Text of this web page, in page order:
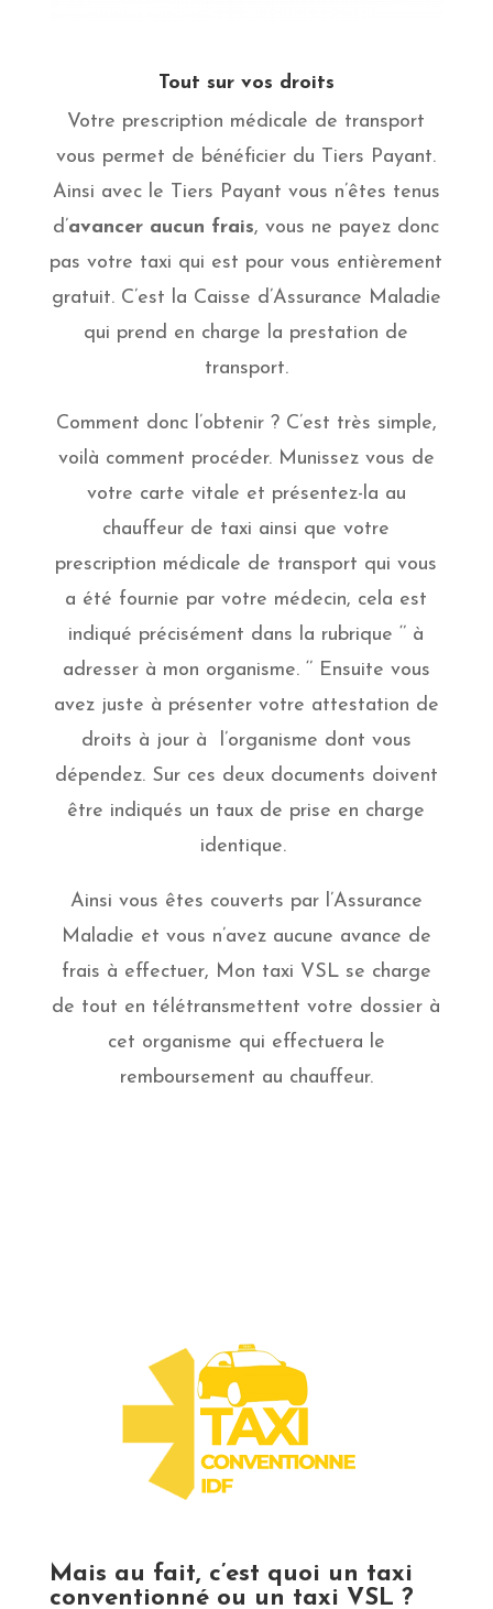
Tout sur vos droits
Votre prescription médicale de transport
vous permet de bénéficier du Tiers Payant.
Ainsi avec le Tiers Payant vous n’êtes tenus
d’avancer aucun frais, vous ne payez donc
pas votre taxi qui est pour vous entièrement
gratuit. C’est la Caisse d’Assurance Maladie
qui prend en charge la prestation de
transport.
Comment donc l’obtenir ? C’est très simple,
voilà comment procéder. Munissez vous de
votre carte vitale et présentez-la au
chauffeur de taxi ainsi que votre
prescription médicale de transport qui vous
a été fournie par votre médecin, cela est
indiqué précisément dans la rubrique ‘’ à
adresser à mon organisme. ‘’ Ensuite vous
avez juste à présenter votre attestation de
droits à jour à l’organisme dont vous
dépendez. Sur ces deux documents doivent
être indiqués un taux de prise en charge
identique.
Ainsi vous êtes couverts par l’Assurance
Maladie et vous n’avez aucune avance de
frais à effectuer, Mon taxi VSL se charge
de tout en télétransmettent votre dossier à
cet organisme qui effectuera le
remboursement au chauffeur.
Mais au fait, c’est quoi un taxi
conventionné ou un taxi VSL ?